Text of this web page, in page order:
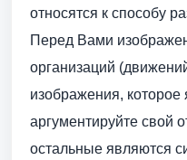
относятся к способу
Перед Вами
организаций
изображения,
аргументируйте свой
остальные являются